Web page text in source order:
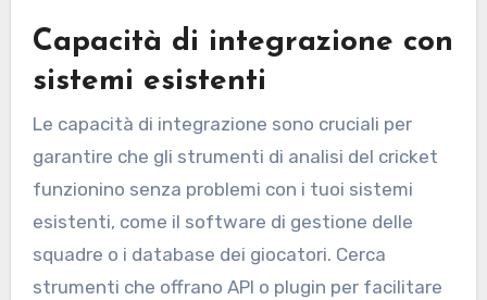
Capacità di integrazione con
sistemi esistenti
Le capacità di integrazione sono cruciali per
garantire che gli strumenti di analisi del cricket
funzionino senza problemi con i tuoi sistemi
esistenti, come il software di gestione delle
squadre o i database dei giocatori. Cerca
strumenti che offrano API o plugin per facilitare